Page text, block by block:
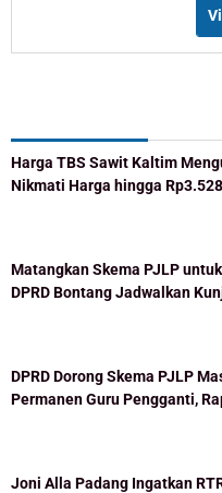
Harga TBS Sawit Kaltim
Nikmati Harga hingga
Matangkan Skema PJLP
DPRD Bontang Jadwalkan
DPRD Dorong Skema PJLP
Permanen Guru Pengganti,
Joni Alla Padang Ingatkan